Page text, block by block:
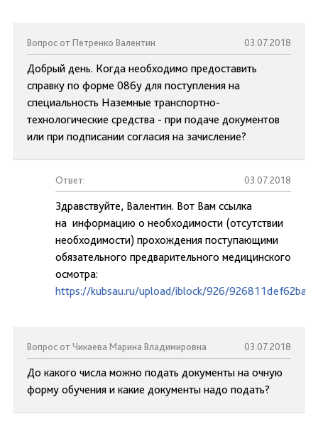
Вопрос от Петренко Валентин 03.07.2018
Добрый день. Когда необходимо предоставить
справку по форме 086у для поступления на
специальность Наземные транспортно-
технологические средства - при подаче документов
или при подписании согласия на зачисление?
Ответ: 03.07.2018
Здравствуйте, Валентин. Вот Вам ссылка
на информацию о необходимости (отсутствии
необходимости) прохождения поступающими
обязательного предварительного медицинского
осмотра:
https://kubsau.ru/upload/iblock/926/
Вопрос от Чикаева Марина Владимировна 03.07.2018
До какого числа можно подать документы на очную
форму обучения и какие документы надо подать?